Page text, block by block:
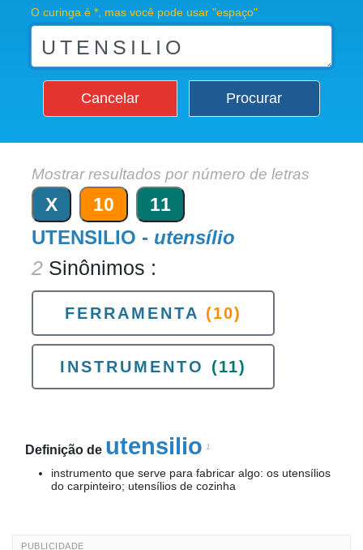
O curinga é *, mas você pode usar "espaço"
Cancelar Procurar
Mostrar resultados por número de letras
X 10 11
UTENSILIO - utensílio
2 Sinônimos :
FERRAMENTA (10)
INSTRUMENTO (11)
Definição de utensilio 1
instrumento que serve para fabricar algo: os utensílios
do carpinteiro; utensílios de cozinha